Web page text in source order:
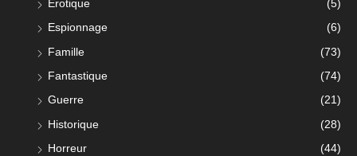
Erotique (5)
Espionnage (6)
Famille (73)
Fantastique (74)
Guerre (21)
Historique (28)
Horreur (44)